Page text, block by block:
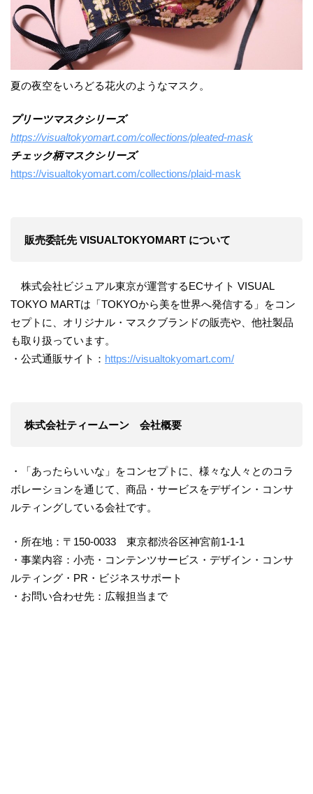
夏の夜空をいろどる花火のようなマスク。
プリーツマスクシリーズ
https://visualtokyomart.com/collections/pleated-mask
チェック柄マスクシリーズ
https://visualtokyomart.com/collections/plaid-mask
販売委託先 VISUALTOKYOMART について
株式会社ビジュアル東京が運営するECサイト VISUAL
TOKYO MARTは「TOKYOから美を世界へ発信する」をコン
セプトに、オリジナル・マスクブランドの販売や、他社製品
も取り扱っています。
・公式通販サイト： https://visualtokyomart.com/
株式会社ティームーン 会社概要
・「あったらいいな」をコンセプトに、様々な人々とのコラ
ボレーションを通じて、商品・サービスをデザイン・コンサ
ルティングしている会社です。
・所在地：〒150-0033 東京都渋谷区神宮前1-1-1
・事業内容：小売・コンテンツサービス・デザイン・コンサ
ルティング・PR・ビジネスサポート
・お問い合わせ先：広報担当まで